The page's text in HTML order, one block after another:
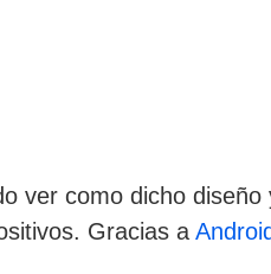
ver como dicho
Gracias a